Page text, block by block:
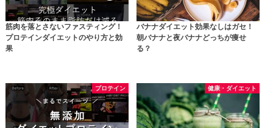
筋肉を落とさないファスティング！
プロテインダイエットのやり方と効
果
バナナダイエット効果なしはガセ！
朝バナナと夜バナナどっちが痩せ
る？
プロテイン 健康・ダイエット